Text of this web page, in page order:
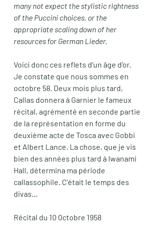
many not expect the stylistic rightness
of the Puccini choices, or the
appropriate scaling down of her
resources for German Lieder.
Voici donc ces reflets d’un âge d’or.
Je constate que nous sommes en
octobre 58. Deux mois plus tard,
Callas donnera à Garnier le fameux
récital, agrémenté en seconde partie
de la représentation en forme du
deuxième acte de Tosca avec Gobbi
et Albert Lance. La chose, que je vis
bien des années plus tard à Iwanami
Hall, détermina ma période
callassophile. C’était le temps des
divas…
Récital du 10 0ctobre 1958